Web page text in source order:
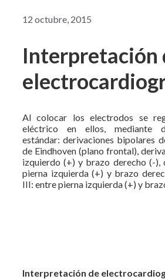
12 octubre, 2015
Interpretación
Al colocar los electrodos se
eléctrico en ellos, mediante
estándar: derivaciones bipolares
de Eindhoven (plano frontal),
izquierdo (+) y brazo derecho (-),
pierna izquierda (+) y brazo
III: entre pierna izquierda (+) y
Interpretación de